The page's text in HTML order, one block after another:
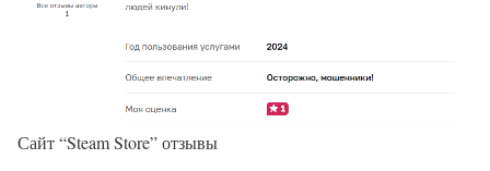
Сайт “Steam Store” отзывы